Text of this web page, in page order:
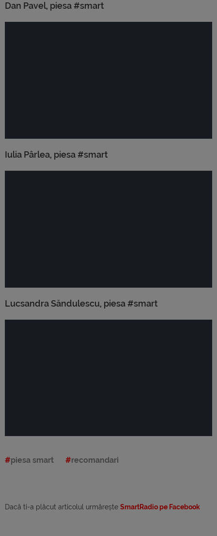
Dan Pavel, piesa #smart
Iulia Pârlea, piesa #smart
Lucsandra Săndulescu, piesa #smart
piesa smart recomandari
Dacă ti-a plăcut articolul urmărește SmartRadio pe Facebook